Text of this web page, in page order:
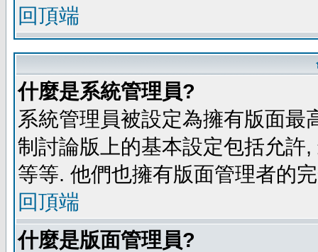
回頂端
什麼是系統管理員?
系統管理員被設定為擁有版面最
制討論版上的基本設定包括允許
等等. 他們也擁有版面管理者的
回頂端
什麼是版面管理員?